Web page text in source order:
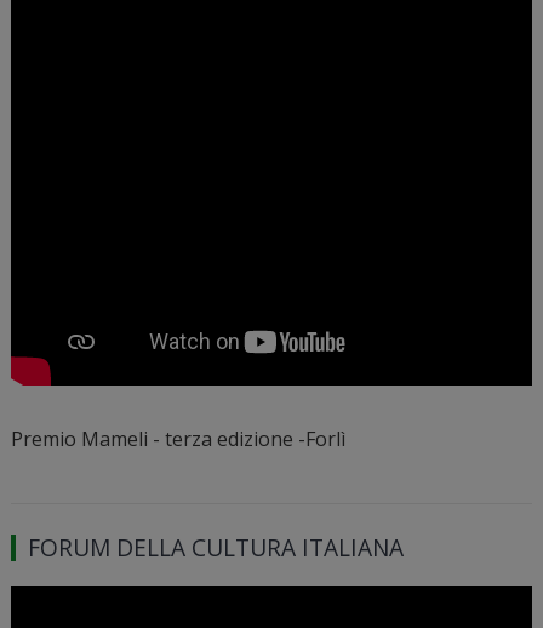
Premio Mameli - terza edizione -Forlì
FORUM DELLA CULTURA ITALIANA